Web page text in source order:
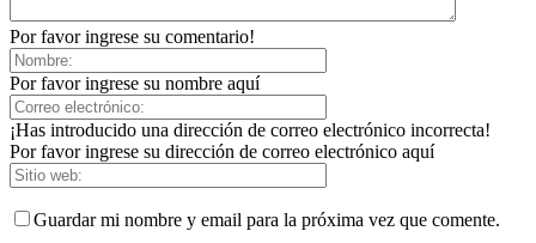
Por favor ingrese su comentario!
Por favor ingrese su nombre aquí
¡Has introducido una dirección de correo electrónico incorrecta!
Por favor ingrese su dirección de correo electrónico aquí
Guardar mi nombre y email para la próxima vez que comente.